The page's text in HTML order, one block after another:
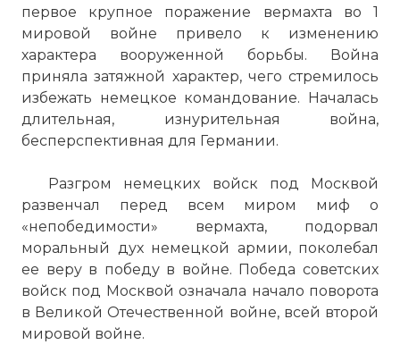
первое крупное поражение вермахта во 1
мировой войне привело к изменению
характера вооруженной борьбы. Война
приняла затяжной характер, чего стремилось
избежать немецкое командование. Началась
длительная, изнурительная война,
бесперспективная для Германии.
Разгром немецких войск под Москвой
развенчал перед всем миром миф о
«непобедимости» вермахта, подорвал
моральный дух немецкой армии, поколебал
ее веру в победу в войне. Победа советских
войск под Москвой означала начало поворота
в Великой Отечественной войне, всей второй
мировой войне.